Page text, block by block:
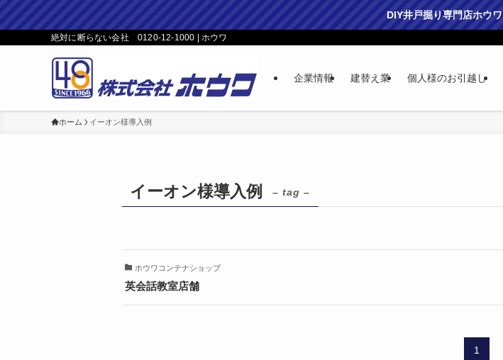
DIY井戸掘り専門店ホウワ
絶対に断らない会社 0120-12-1000 | ホウワ
企業情報 建替え業 個人様のお引越し
ホーム イーオン様導入例
イーオン様導入例 – tag –
ホウワコンテナショップ
英会話教室店舗
1